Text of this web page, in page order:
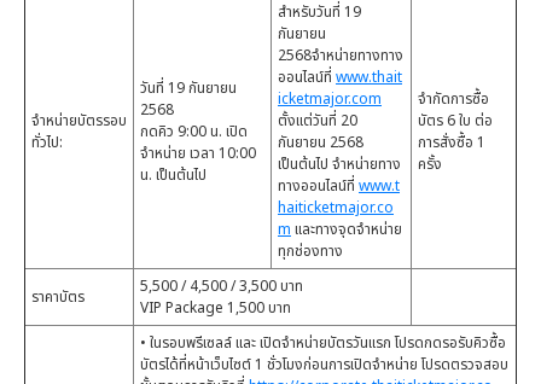
จำหน่ายบัตรรอบ
ทั่วไป:
วันที่ 19 กันยายน
2568
กดคิว 9:00 น. เปิด
จำหน่าย เวลา 10:00
น. เป็นต้นไป
สำหรับวันที่ 19
กันยายน
2568จำหน่ายทางทาง
ออนไลน์ที่ www.thait
icketmajor.com
ตั้งแต่วันที่ 20
กันยายน 2568
เป็นต้นไป จำหน่ายทาง
ทางออนไลน์ที่ www.t
haiticketmajor.co
m และทางจุดจำหน่าย
ทุกช่องทาง
จำกัดการซื้อ
บัตร 6 ใบ ต่อ
การสั่งซื้อ 1
ครั้ง
ราคาบัตร
5,500 / 4,500 / 3,500 บาท
VIP Package 1,500 บาท
• ในรอบพรีเซลล์ และ เปิดจำหน่ายบัตรวันแรก โปรดกดรอรับคิวซื้อ
บัตรได้ที่หน้าเว็บไซต์ 1 ชั่วโมงก่อนการเปิดจำหน่าย โปรดตรวจสอบ